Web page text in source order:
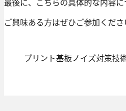
ご興味ある方はぜひご参加くださ
プリント基板ノイズ対策技